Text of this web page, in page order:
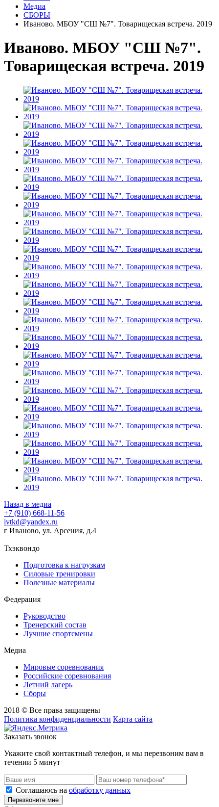
Медиа
СБОРЫ
Иваново. МБОУ "СШ №7". Товарищеская встреча. 2019
Иваново. МБОУ "СШ №7".
Товарищеская встреча. 2019
Назад в медиа
+7 (910) 668-11-56
ivtkd@yandex.ru
г Иваново, ул. Арсения, д.4
Тхэквондо
Подготовка к нагрузкам
Силовые тренировки
Полезные материалы
Федерация
Руководство
Тренерский состав
Лучшие спортсмены
Медиа
Мировые соревнования
Российские соревнования
Летний лагерь
Сборы
2018 © Все права защищены
Политика конфиденциальности Карта сайта
Заказать звонок
Укажите свой контактный телефон, и мы перезвоним вам в
течении 5 минут
Соглашаюсь на обработку данных
Перезвоните мне